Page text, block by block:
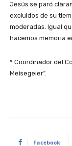
Jesús se paró
excluidos de su
moderadas. Igual
hacemos memoria
* Coordinador del
Meisegeier”.
Facebook